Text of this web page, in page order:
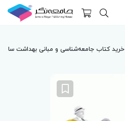
خرید کتاب جامعه‌شناسی و مبانی بهداشت